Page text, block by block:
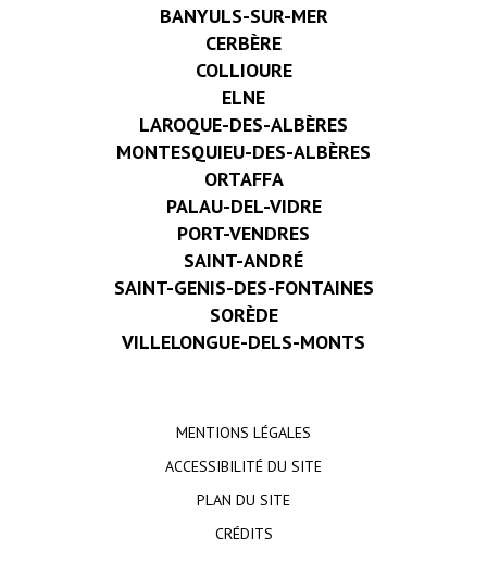
BANYULS-SUR-MER
CERBÈRE
COLLIOURE
ELNE
LAROQUE-DES-ALBÈRES
MONTESQUIEU-DES-ALBÈRES
ORTAFFA
PALAU-DEL-VIDRE
PORT-VENDRES
SAINT-ANDRÉ
SAINT-GENIS-DES-FONTAINES
SORÈDE
VILLELONGUE-DELS-MONTS
MENTIONS LÉGALES
ACCESSIBILITÉ DU SITE
PLAN DU SITE
CRÉDITS